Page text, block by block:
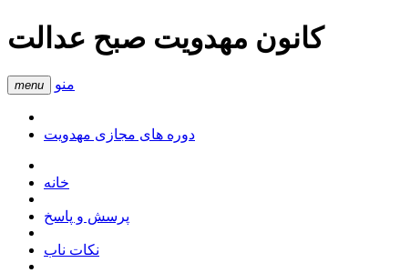
کانون مهدویت صبح عدالت
menu منو
دوره های مجازی مهدویت
خانه
پرسش و پاسخ
نکات ناب